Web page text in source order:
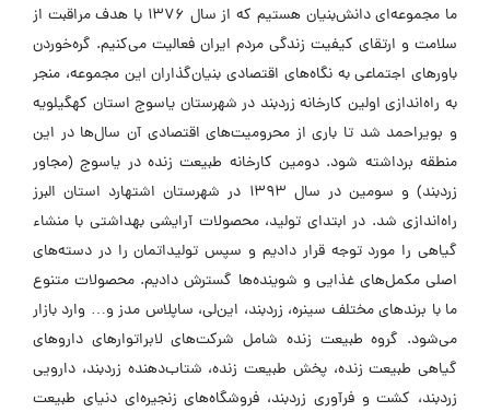
ما مجموعه‌ای دانش‌بنیان هستیم که از سال ۱۳۷۶ با هدف مراقبت از
سلامت و ارتقای کیفیت زندگی مردم ایران فعالیت می‌کنیم. گره‌خوردن
باورهای اجتماعی به نگاه‌های اقتصادی بنیان‌گذاران این مجموعه، منجر
به راه‌اندازی اولین کارخانه زردبند در شهرستان یاسوج استان کهگیلویه
و بویراحمد شد تا باری از محرومیت‌های اقتصادی آن سال‌ها در این
منطقه برداشته شود. دومین کارخانه طبیعت زنده در یاسوج (مجاور
زردبند) و سومین در سال ۱۳۹۳ در شهرستان اشتهارد استان البرز
راه‌اندازی شد. در ابتدای تولید، محصولات آرایشی بهداشتی با منشاء
گیاهی را مورد توجه قرار دادیم و سپس تولیداتمان را در دسته‌های
اصلی مکمل‌های غذایی و شوینده‌ها گسترش دادیم. محصولات متنوع
ما با برندهای مختلف سینره، زردبند، این‌لی، ساپلاس مدز و… وارد بازار
می‌شود. گروه طبیعت زنده شامل شرکت‌های لابراتوارهای داروهای
گیاهی طبیعت زنده، پخش طبیعت زنده، شتاب‌دهنده زردبند، دارویی
زردبند، کشت و فرآوری زردبند، فروشگاه‌های زنجیره‌ای دنیای طبیعت